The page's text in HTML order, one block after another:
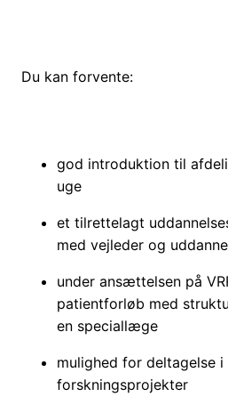
Du kan forvente:
god introduktion til
uge
et tilrettelagt
med vejleder og
under ansættelsen på
patientforløb med
en speciallæge
mulighed for deltagelse i
forskningsprojekter